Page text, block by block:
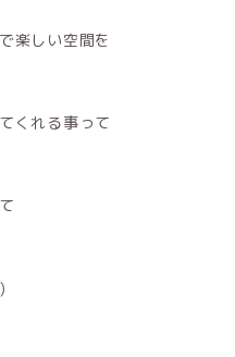
楽しい空間を
くれる事って